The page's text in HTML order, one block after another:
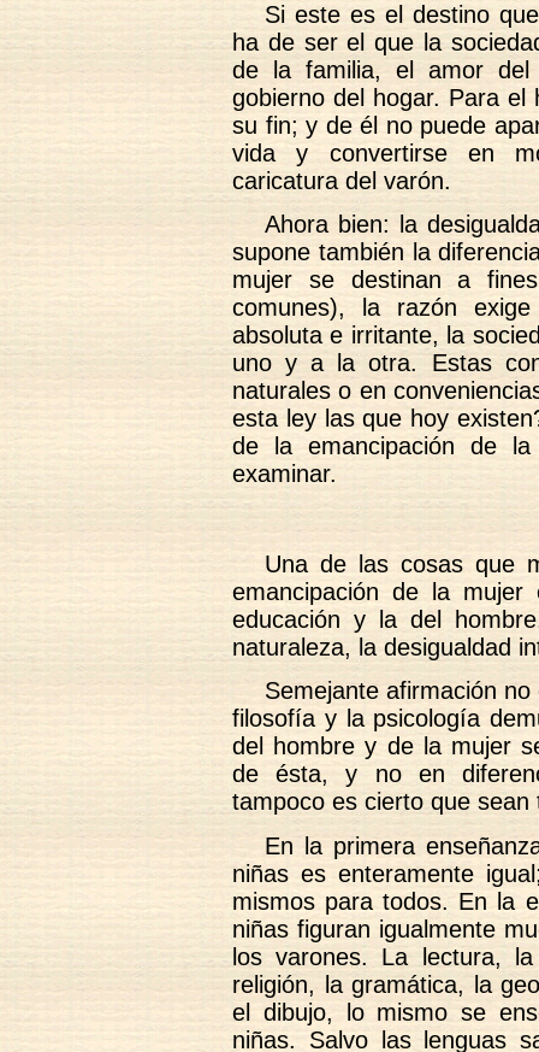
Si este es el destino
ha de ser el que la
de la familia, el amor
gobierno del hogar. Para
su fin; y de él no puede
vida y convertirse en
caricatura del varón.
Ahora bien: la
supone también la
mujer se destinan a
comunes), la razón
absoluta e irritante, la
uno y a la otra. Estas
naturales o en
esta ley las que hoy
de la emancipación de
examinar.
Una de las cosas que
emancipación de la
educación y la del
naturaleza, la desigualdad
Semejante afirmación
filosofía y la psicología
del hombre y de la mujer
de ésta, y no en
tampoco es cierto que
En la primera
niñas es enteramente
mismos para todos. En la
niñas figuran igualmente
los varones. La lectura,
religión, la gramática, la
el dibujo, lo mismo se
niñas. Salvo las lenguas